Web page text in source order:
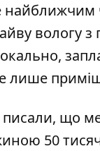
найближчим
вологу
лише
що
50